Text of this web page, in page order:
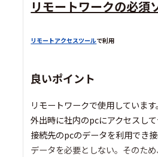
リモートワークの必須
リモートアクセスツールで利用
良いポイント
リモートワークで使用しています。
外出時に社内のpcにアクセスして
接続先のpcのデータを利用でき
データを必要としない。そのた